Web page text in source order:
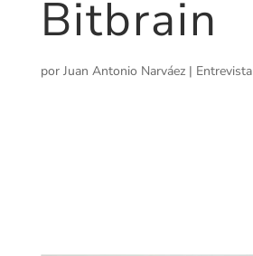
Bitbrain
por Juan Antonio Narváez| Entrevista